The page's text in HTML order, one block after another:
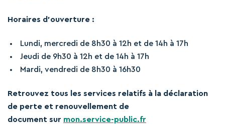
Horaires d’ouverture :
Lundi, mercredi de 8h30 à 12h et de 14h à 17h
Jeudi de 9h30 à 12h et de 14h à 17h
Mardi, vendredi de 8h30 à 16h30
Retrouvez tous les services relatifs à la déclaration
de perte et renouvellement de
document sur mon.service-public.fr